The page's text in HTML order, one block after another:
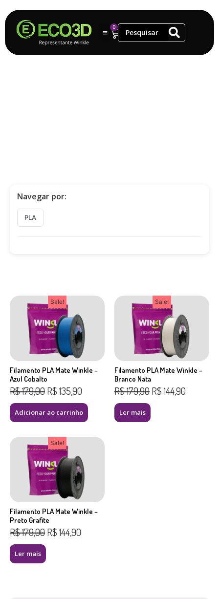
0
Navegar por:
PLA
Sale!
Filamento PLA Mate Winkle –
Azul Cobalto
R$179,00R$135,90
Adicionar ao carrinho
Sale!
Filamento PLA Mate Winkle –
Branco Nata
R$179,90R$144,90
Ler mais
Sale!
Filamento PLA Mate Winkle –
Preto Grafite
R$179,00R$144,90
Ler mais